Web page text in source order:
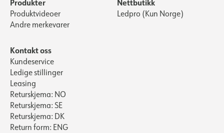
Produkter
Produktvideoer
Andre merkevarer
Nettbutikk
Ledpro (Kun Norge)
Kontakt oss
Kundeservice
Ledige stillinger
Leasing
Returskjema: NO
Returskjema: SE
Returskjema: DK
Return form: ENG